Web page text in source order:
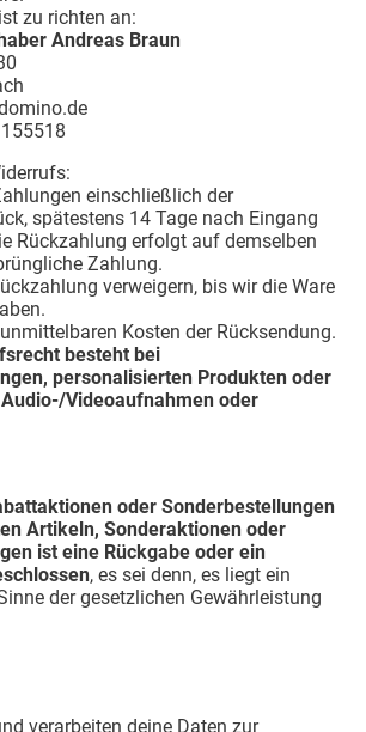
zu richten an:
Andreas Braun
einschließlich der
spätestens 14 Tage nach Eingang
Rückzahlung erfolgt auf demselben
Zahlung.
verweigern, bis wir die Ware
Kosten der Rücksendung.
besteht bei
personalisierten Produkten oder
Videoaufnahmen oder
oder Sonderbestellungen
Artikeln, Sonderaktionen oder
ist eine Rückgabe oder ein
, es sei denn, es liegt ein
der gesetzlichen Gewährleistung
verarbeiten deine Daten zur